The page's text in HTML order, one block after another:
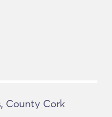
County Cork